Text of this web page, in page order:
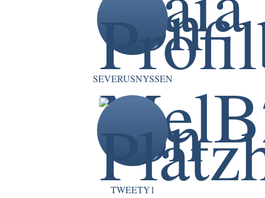
SEVERUSNYSSEN
TWEETY1